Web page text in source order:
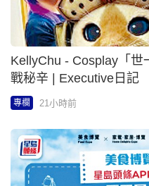
KellyChu - 美食博覽
頭條》APP會員送門票 |
專欄 21小時前